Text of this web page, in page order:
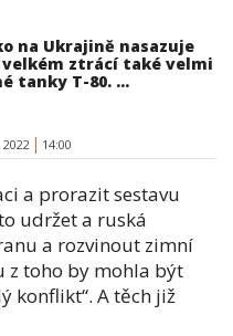
na Ukrajině nasazuje
velkém ztrácí také velmi
tanky T-80. ...
2022 14:00
a prorazit sestavu
udržet a ruská
a rozvinout zimní
z toho by mohla být
konflikt“. A těch již